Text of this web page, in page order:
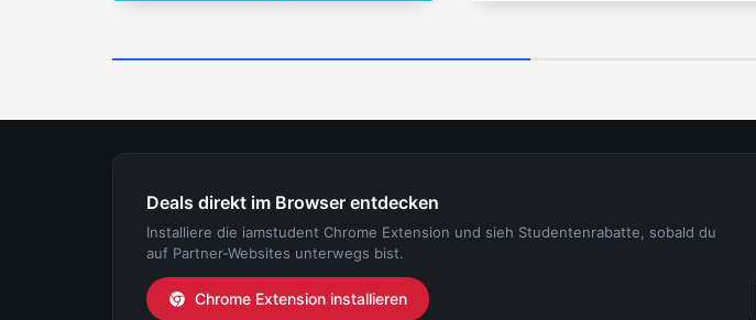
Deals direkt im Browser entdecken
Installiere die iamstudent Chrome Extension und sieh Studentenrabatte, sobald du
auf Partner-Websites unterwegs bist.
Chrome Extension installieren